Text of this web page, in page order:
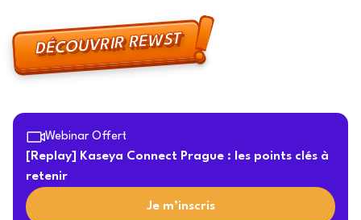
DÉCOUVRIR REWST
Webinar Offert
[Replay] Kaseya Connect Prague : les points clés à
retenir
Je m’inscris